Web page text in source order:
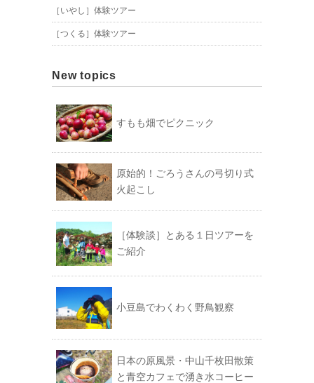
［いやし］体験ツアー
［つくる］体験ツアー
New topics
すもも畑でピクニック
原始的！ごろうさんの弓切り式
火起こし
［体験談］とある１日ツアーを
ご紹介
小豆島でわくわく野鳥観察
日本の原風景・中山千枚田散策
と青空カフェで湧き水コーヒー